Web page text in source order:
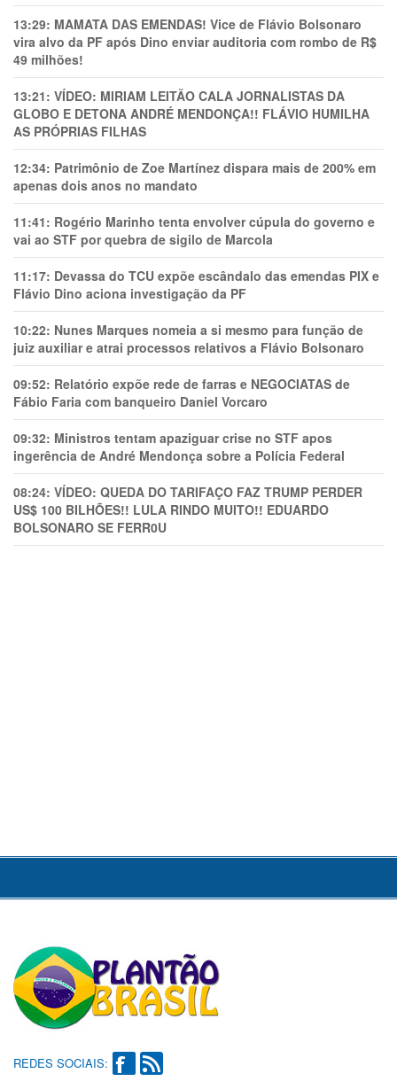
13:29: MAMATA DAS EMENDAS! Vice de Flávio Bolsonaro
vira alvo da PF após Dino enviar auditoria com rombo de R$
49 milhões!
13:21: VÍDEO: MIRIAM LEITÃO CALA JORNALISTAS DA
GLOBO E DETONA ANDRÉ MENDONÇA!! FLÁVIO HUMILHA
AS PRÓPRIAS FILHAS
12:34: Patrimônio de Zoe Martínez dispara mais de 200% em
apenas dois anos no mandato
11:41: Rogério Marinho tenta envolver cúpula do governo e
vai ao STF por quebra de sigilo de Marcola
11:17: Devassa do TCU expõe escândalo das emendas PIX e
Flávio Dino aciona investigação da PF
10:22: Nunes Marques nomeia a si mesmo para função de
juiz auxiliar e atrai processos relativos a Flávio Bolsonaro
09:52: Relatório expõe rede de farras e NEGOCIATAS de
Fábio Faria com banqueiro Daniel Vorcaro
09:32: Ministros tentam apaziguar crise no STF apos
ingerência de André Mendonça sobre a Polícia Federal
08:24: VÍDEO: QUEDA DO TARIFAÇO FAZ TRUMP PERDER
US$ 100 BILHÕES!! LULA RINDO MUITO!! EDUARDO
BOLSONARO SE FERR0U
REDES SOCIAIS: